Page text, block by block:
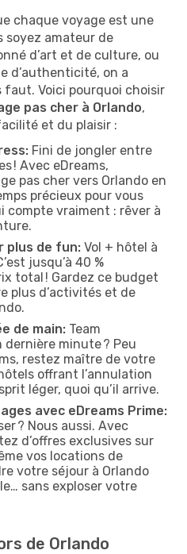
chaque voyage est une
soyez amateur de
d’art et de culture, ou
d’authenticité, on a
faut. Voici pourquoi choisir
pas cher à Orlando,
et du plaisir :
Fini de jongler entre
! Avec eDreams,
pas cher vers Orlando en
précieux pour vous
compte vraiment : rêver à
plus de fun: Vol + hôtel à
jusqu’à 40 %
total ! Gardez ce budget
plus d’activités et de
de main: Team
minute ? Peu
restez maître de votre
offrant l’annulation
léger, quoi qu’il arrive.
avec eDreams Prime:
? Nous aussi. Avec
d’offres exclusives sur
vos locations de
votre séjour à Orlando
sans exploser votre
de Orlando